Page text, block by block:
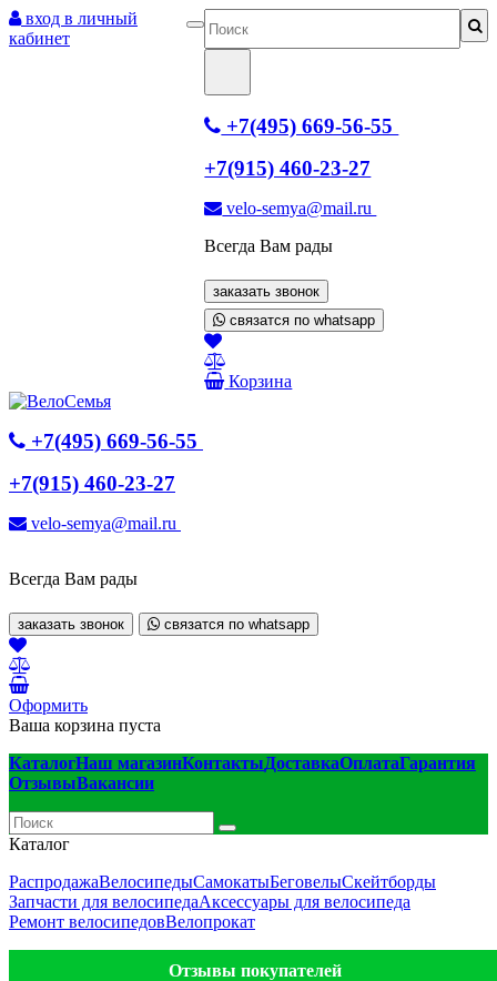
вход в личный
кабинет
+7(495) 669-56-55
+7(915) 460-23-27
velo-semya@mail.ru
Всегда Вам рады
заказать звонок
связатся по whatsapp
Корзина
+7(495) 669-56-55
+7(915) 460-23-27
velo-semya@mail.ru
Всегда Вам рады
заказать звонок связатся по whatsapp
Оформить
Ваша корзина пуста
КаталогНаш магазинКонтактыДоставкаОплатаГарантия
ОтзывыВакансии
Каталог
РаспродажаВелосипедыСамокатыБеговелыСкейтборды
Запчасти для велосипедаАксессуары для велосипеда
Ремонт велосипедовВелопрокат
Отзывы покупателей